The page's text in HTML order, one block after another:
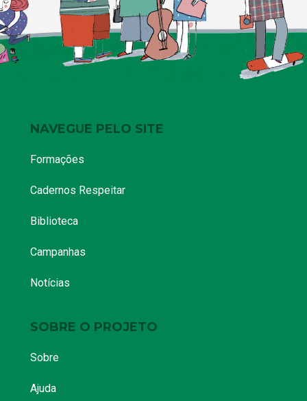
NAVEGUE PELO SITE
Formações
Cadernos Respeitar
Biblioteca
Campanhas
Notícias
SOBRE O PROJETO
Sobre
Ajuda